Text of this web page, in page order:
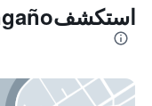
استكشفPunta Engaño, لابو-لابو ستي